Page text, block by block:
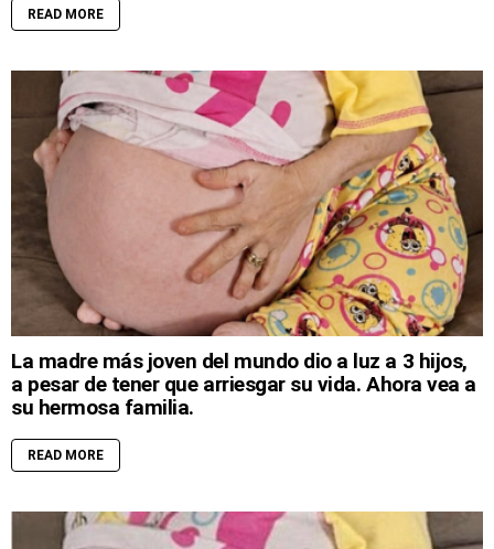
READ MORE
La madre más joven del mundo dio a luz a 3 hijos,
a pesar de tener que arriesgar su vida. Ahora vea a
su hermosa familia.
READ MORE